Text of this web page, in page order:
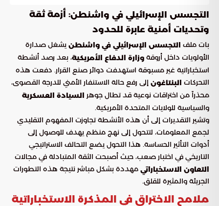
التجسس الإسرائيلي في واشنطن: أزمة ثقة
وتحديات أمنية عابرة للحدود
بات ملف التجسس الإسرائيلي في واشنطن يشغل صدارة
الأولويات داخل أروقة وزارة الدفاع الأمريكية، بعد رصد أنشطة
استخباراتية غير مسبوقة استهدفت دوائر صنع القرار. دفعت هذه
التحركات البنتاغون إلى رفع حالة الاستنفار الأمني للدرجة القصوى،
محذراً من اختراقات نوعية قد تطال جوهر السيادة العسكرية
والسياسية للولايات المتحدة الأمريكية.
وتشير التقديرات إلى أن هذه الأنشطة تجاوزت المفهوم التقليدي
لجمع المعلومات، لتتحول إلى نهج منظم يهدف للوصول إلى
أدوات التأثير الحساسة. هذا التحول يضع التحالف الاستراتيجي
التاريخي في اختبار صعب، حيث أصبحت الثقة المتبادلة في مجالات
التعاون الاستخباراتي مهددة بشكل مباشر نتيجة هذه التطورات
الجريئة والمثيرة للقلق.
ملامح الاختراق في المذكرة الاستخباراتية